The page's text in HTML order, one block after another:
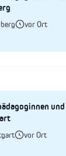
vor Ort
vor Ort